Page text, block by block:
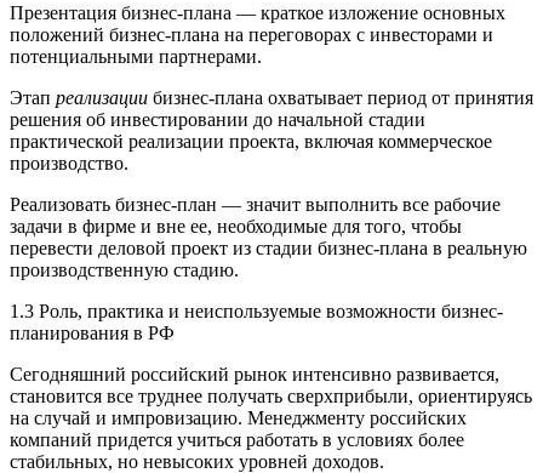
Презентация бизнес-плана — краткое изложение основных
положений бизнес-плана на переговорах с инвесторами и
потенциальными партнерами.
Этап реализации бизнес-плана охватывает период от принятия
решения об инвестировании до начальной стадии
практической реализации проекта, включая коммерческое
производство.
Реализовать бизнес-план — значит выполнить все рабочие
задачи в фирме и вне ее, необходимые для того, чтобы
перевести деловой проект из стадии бизнес-плана в реальную
производственную стадию.
1.3 Роль, практика и неиспользуемые возможности бизнес-
планирования в РФ
Сегодняшний российский рынок интенсивно развивается,
становится все труднее получать сверхприбыли, ориентируясь
на случай и импровизацию. Менеджменту российских
компаний придется учиться работать в условиях более
стабильных, но невысоких уровней доходов.